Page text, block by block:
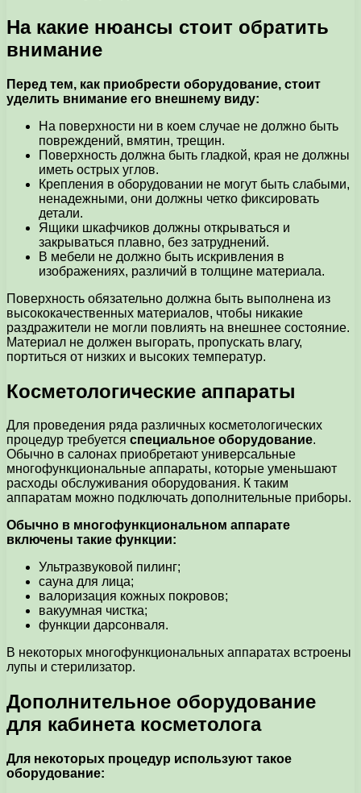
На какие нюансы стоит обратить
внимание
Перед тем, как приобрести оборудование, стоит
уделить внимание его внешнему виду:
На поверхности ни в коем случае не должно быть
повреждений, вмятин, трещин.
Поверхность должна быть гладкой, края не должны
иметь острых углов.
Крепления в оборудовании не могут быть слабыми,
ненадежными, они должны четко фиксировать
детали.
Ящики шкафчиков должны открываться и
закрываться плавно, без затруднений.
В мебели не должно быть искривления в
изображениях, различий в толщине материала.
Поверхность обязательно должна быть выполнена из
высококачественных материалов, чтобы никакие
раздражители не могли повлиять на внешнее состояние.
Материал не должен выгорать, пропускать влагу,
портиться от низких и высоких температур.
Косметологические аппараты
Для проведения ряда различных косметологических
процедур требуется специальное оборудование.
Обычно в салонах приобретают универсальные
многофункциональные аппараты, которые уменьшают
расходы обслуживания оборудования. К таким
аппаратам можно подключать дополнительные приборы.
Обычно в многофункциональном аппарате
включены такие функции:
Ультразвуковой пилинг;
сауна для лица;
валоризация кожных покровов;
вакуумная чистка;
функции дарсонваля.
В некоторых многофункциональных аппаратах встроены
лупы и стерилизатор.
Дополнительное оборудование
для кабинета косметолога
Для некоторых процедур используют такое
оборудование: